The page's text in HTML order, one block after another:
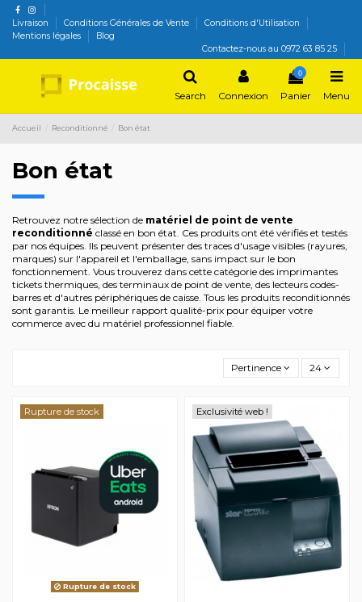
Livraison Conditions Générales de Vente
Conditions d'Utilisation
Mentions légales
Blog
Contactez-nous au 0972 63 85 25
Search Connexion
0
Panier Menu
Accueil Reconditionné Bon état
Bon état
Retrouvez notre sélection de matériel de point de vente
reconditionné classé en bon état. Ces produits ont été vérifiés et testés
par nos équipes. Ils peuvent présenter des traces d'usage visibles (rayures,
marques) sur l'appareil et l'emballage, sans impact sur le bon
fonctionnement. Vous trouverez dans cette catégorie des imprimantes
tickets thermiques, des terminaux de point de vente, des lecteurs codes-
barres et d'autres périphériques de caisse. Tous les produits reconditionnés
sont garantis. Le meilleur rapport qualité-prix pour équiper votre
commerce avec du matériel professionnel fiable.
Pertinence 24
Rupture de stock
Rupture de stock
Exclusivité web !